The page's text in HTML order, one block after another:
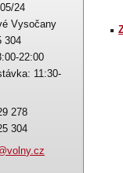
24
Vysočany
304
22:00
11:30-
278
304
y.cz